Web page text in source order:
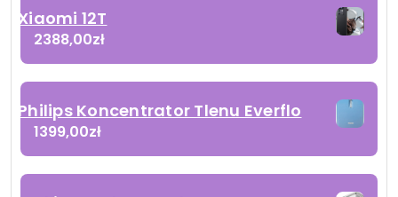
Xiaomi 12T
2388,00zł
Philips Koncentrator Tlenu Everflo
1399,00zł